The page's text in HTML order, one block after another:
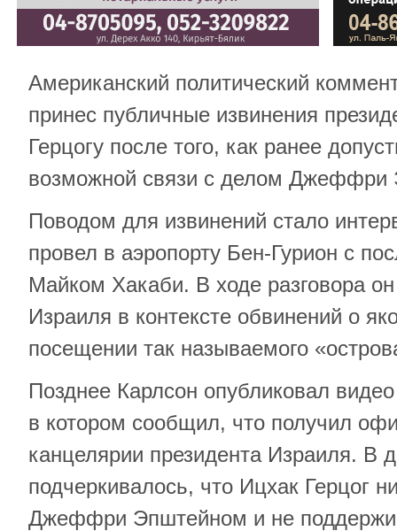
Американский политический
принес публичные извинения
Герцогу после того, как ранее
возможной связи с делом Джеффри
Поводом для извинений стало
провел в аэропорту Бен-Гурион с
Майком Хакаби. В ходе разговора
Израиля в контексте обвинений о
посещении так называемого
Позднее Карлсон опубликовал
в котором сообщил, что получил
канцелярии президента Израиля. В
подчеркивалось, что Ицхак Герцог
Джеффри Эпштейном и не